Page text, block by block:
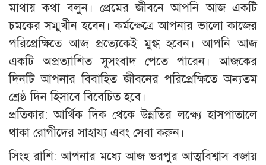
মাথায় কথা বলুন। প্রেমের জীবনে আপনি আজ একটি
চমকের সম্মুখীন হবেন। কর্মক্ষেত্রে আপনার ভালো কাজের
পরিপ্রেক্ষিতে আজ প্রত্যেকেই মুগ্ধ হবেন। আপনি আজ
একটি অপ্রত্যাশিত সুসংবাদ পেতে পারেন। আজকের
দিনটি আপনার বিবাহিত জীবনের পরিপ্রেক্ষিতে অন্যতম
শ্রেষ্ঠ দিন হিসাবে বিবেচিত হবে।
প্রতিকার: আর্থিক দিক থেকে উন্নতির লক্ষ্যে হাসপাতালে
থাকা রোগীদের সাহায্য এবং সেবা করুন।
সিংহ রাশি: আপনার মধ্যে আজ ভরপুর আত্মবিশ্বাস বজায়